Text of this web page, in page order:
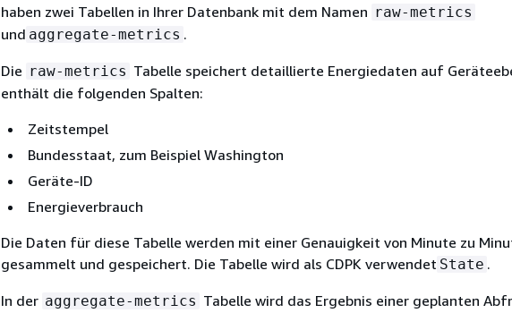
haben zwei Tabellen in Ihrer Datenbank mit dem Namen raw-metrics
und aggregate-metrics .
Die raw-metrics Tabelle speichert detaillierte Energiedaten auf
enthält die folgenden Spalten:
Zeitstempel
Bundesstaat, zum Beispiel Washington
Geräte-ID
Energieverbrauch
Die Daten für diese Tabelle werden mit einer Genauigkeit von Minute zu
gesammelt und gespeichert. Die Tabelle wird als CDPK verwendet State .
In der aggregate-metrics Tabelle wird das Ergebnis einer geplanten